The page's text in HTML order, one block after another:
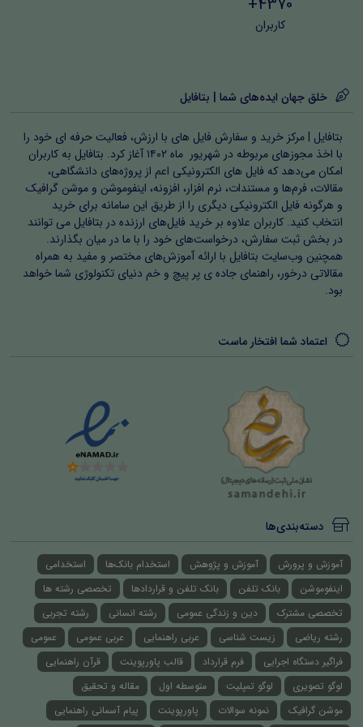
کاربران
خلق جهان ایده‌های شما | بتافایل
بتافایل | مرکز خرید و سفارش فایل های با ارزش، فعالیت حرفه ای خود را
با اخذ مجوزهای مربوطه در شهریور ماه ۱۴۰۲ آغاز کرد. بتافایل به کاربران
امکان می‌دهد که فایل های الکترونیکی اعم از پروژه‌های دانشگاهی،
مقالات، فرم‌ها و مستندات، نرم افزار، افزونه، اینفوموشن و موشن گرافیک
و هرگونه فایل الکترونیکی دیگری را از طریق این سامانه برای خرید
انتخاب کنید. کاربران علاوه بر خرید فایل‌های ارزنده در بتافایل می توانند
در بخش ثبت سفارش، درخواست‌های خود را با ما در میان بگذارند.
همچنین وب‌سایت بتافایل با ارائه آموزش‌های مختصر و مفید به همراه
مقالاتی درخور، راهنمای جاده ی پر پیچ و خم دنیای تکنولوژی شما خواهد
بود.
اعتماد شما افتخار ماست
دسته‌بندی‌ها
آموزش و پرورش آموزش و پژوهش استخدام بانک‌ها
استخدامی
اینفوموشن
بانک تلفن بانک تلفن و قراردادها
تخصصی رشته ها
تخصصی مشترک
دین و زندگی عمومی رشته انسانی
رشته تجربی
رشته ریاضی
زیست شناسی عربی راهنمایی عربی عمومی
عمومی
فراگیر دستگاه اجرایی
فرم قرارداد قالب پاورپوینت
قرآن راهنمایی
لوگو تصویری
لوگو تمپلیت متوسطه اول
مقاله و تحقیق
موشن گرافیک
نمونه سوالات پاورپوینت
پیام آسمانی راهنمایی